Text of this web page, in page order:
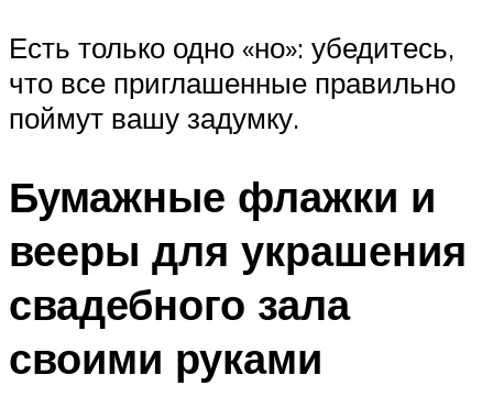
Есть только одно «но»: убедитесь,
что все приглашенные правильно
поймут вашу задумку.
Бумажные флажки и
вееры для украшения
свадебного зала
своими руками